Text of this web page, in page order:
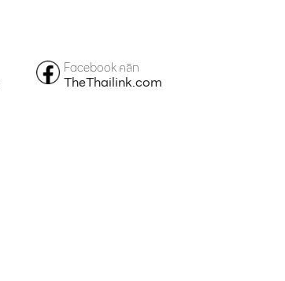
Facebook คลิก
TheThailink.com